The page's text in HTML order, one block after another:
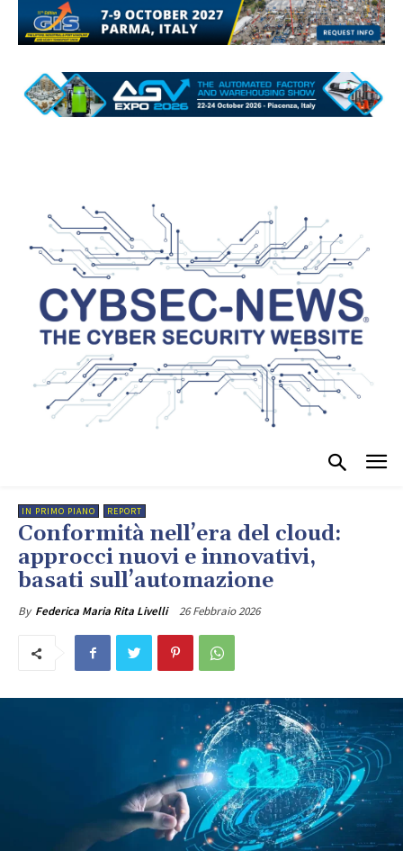
IN PRIMO PIANO REPORT
Conformità nell’era del cloud:
approcci nuovi e innovativi,
basati sull’automazione
By Federica Maria Rita Livelli 26 Febbraio 2026